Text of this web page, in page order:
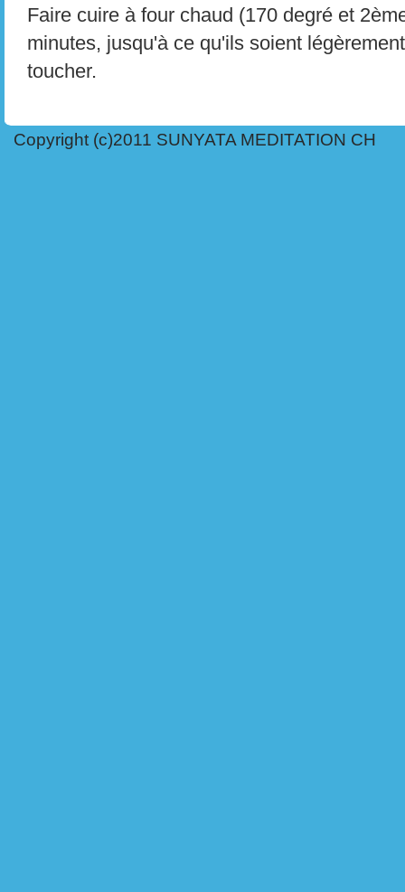
Faire cuire à four chaud (170 degré et
minutes, jusqu'à ce qu'ils soient
toucher.
Copyright (c)2011 SUNYATA MEDITATION CH